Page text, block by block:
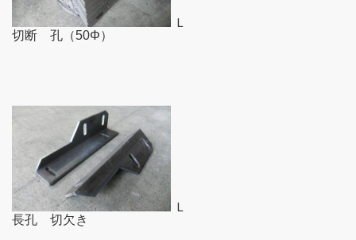
Ｌ
切断 孔（50Φ）
Ｌ
長孔 切欠き